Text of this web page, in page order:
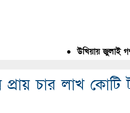
উখিয়ায় জুলাই
চার লাখ কোটি